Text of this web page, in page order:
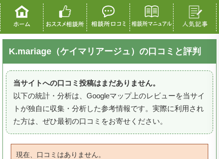
K.mariage（ケイマリアージュ）の口コミと評判
当サイトへの口コミ投稿はまだありません。
以下の統計・分析は、Googleマップ上のレビューを当サイ
トが独自に収集・分析した参考情報です。実際に利用され
た方は、ぜひ最初の口コミをお寄せください。
現在、口コミはありません。